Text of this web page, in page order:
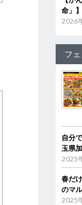
命」
2026
フ
自分
玉県
2025
春だ
のマ
2025